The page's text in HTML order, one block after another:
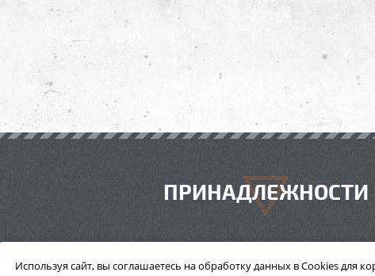
ПРИНАДЛЕЖНОСТИ
Используя сайт, вы соглашаетесь на обработку данных в Cookies для